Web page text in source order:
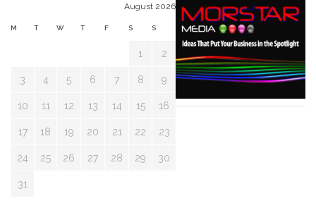
August 2026
M T W T F S S
1 2
3 4 5 6 7 8 9
10 11 12 13 14 15 16
17 18 19 20 21 22 23
24 25 26 27 28 29 30
31